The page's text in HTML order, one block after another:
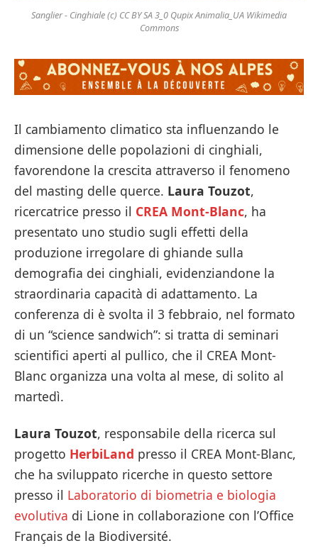
Sanglier - Cinghiale (c) CC BY SA 3_0 Qupix Animalia_UA Wikimedia
Commons
Il cambiamento climatico sta influenzando le
dimensione delle popolazioni di cinghiali,
favorendone la crescita attraverso il fenomeno
del masting delle querce. Laura Touzot,
ricercatrice presso il CREA Mont-Blanc, ha
presentato uno studio sugli effetti della
produzione irregolare di ghiande sulla
demografia dei cinghiali, evidenziandone la
straordinaria capacità di adattamento. La
conferenza di è svolta il 3 febbraio, nel formato
di un “science sandwich”: si tratta di seminari
scientifici aperti al pullico, che il CREA Mont-
Blanc organizza una volta al mese, di solito al
martedì.
Laura Touzot, responsabile della ricerca sul
progetto HerbiLand presso il CREA Mont-Blanc,
che ha sviluppato ricerche in questo settore
presso il Laboratorio di biometria e biologia
evolutiva di Lione in collaborazione con l’Office
Français de la Biodiversité.